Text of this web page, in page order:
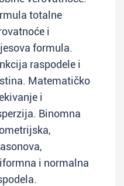
totalne
i
formula.
raspodele i
Matematičko
i
Binomna
i normalna